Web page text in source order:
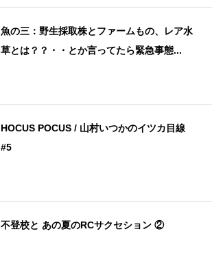
魚の三：野生採取株とファームもの、レア水
草とは？？・・とか言ってたら緊急事態...
HOCUS POCUS / 山村いつかのイツカ目線
#5
不登校と あの夏のRCサクセション ②